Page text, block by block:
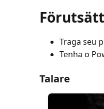
Traga seu
Tenha o
Talare